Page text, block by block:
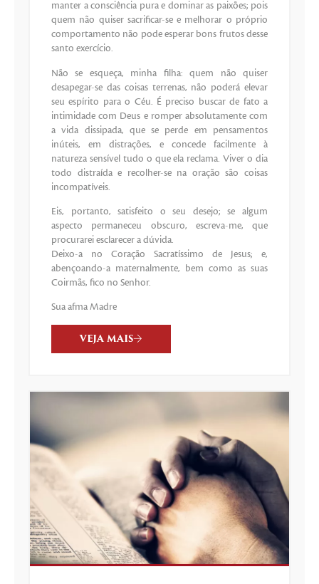
manter a consciência pura e dominar as paixões; pois
quem não quiser sacrificar-se e melhorar o próprio
comportamento não pode esperar bons frutos desse
santo exercício.
Não se esqueça, minha filha: quem não quiser
desapegar-se das coisas terrenas, não poderá elevar
seu espírito para o Céu. É preciso buscar de fato a
intimidade com Deus e romper absolutamente com
a vida dissipada, que se perde em pensamentos
inúteis, em distrações, e concede facilmente à
natureza sensível tudo o que ela reclama. Viver o dia
todo distraída e recolher-se na oração são coisas
incompatíveis.
Eis, portanto, satisfeito o seu desejo; se algum
aspecto permaneceu obscuro, escreva-me, que
procurarei esclarecer a dúvida.
Deixo-a no Coração Sacratíssimo de Jesus; e,
abençoando-a maternalmente, bem como as suas
Coirmãs, fico no Senhor.
Sua afma Madre
VEJA MAIS